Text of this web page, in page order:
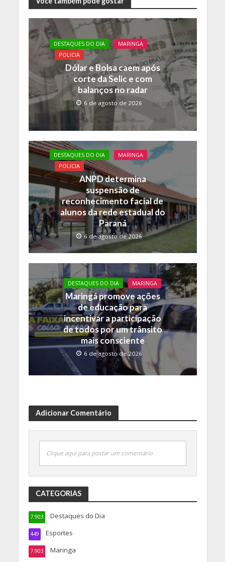
e
b
o
o
k
itt
er
at
s
A
p
p
p
y
Li
n
k
DESTAQUES DO DIA
MARINGA
POLICIA
Dólar e Bolsa caem após
corte da Selic e com
balanços no radar
6 de agosto de 2026
DESTAQUES DO DIA
MARINGA
POLICIA
ANPD determina
suspensão de
reconhecimento facial de
alunos da rede estadual do
Paraná
6 de agosto de 2026
DESTAQUES DO DIA MARINGA
Maringá promove ações
de educação para
incentivar a participação
de todos por um trânsito
mais consciente
6 de agosto de 2026
Adicionar Comentário
Clique aqui para postar um comentário
CATEGORIAS
Destaques do Dia
7.903
Esportes
449
Maringa
7.903